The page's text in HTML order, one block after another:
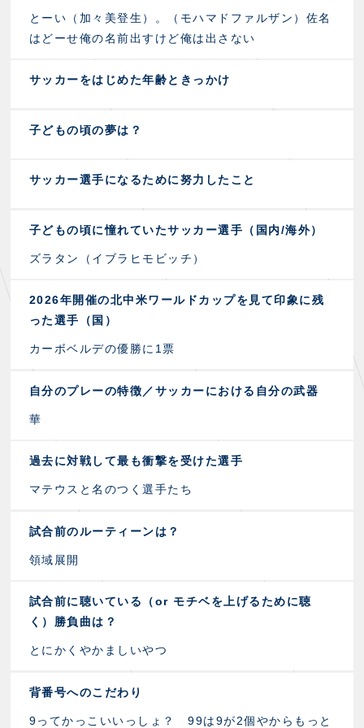
とーい（加々美登生）。（モハマドファルザン）佐名
はどーせ俺の名前出すけど俺は出さない
サッカーをはじめた年齢ときっかけ
子どもの頃の夢は？
サッカー選手になるために努力したこと
子どもの頃に憧れていたサッカー選手（国内/海外）
ズラタン（イブラヒモビッチ）
2026年開催の北中米ワールドカップを見て印象に残
った選手（国）
カーボベルデの優勝に1票
自分のプレーの特徴／サッカーにおける自分の武器
華
過去に対戦して最も衝撃を受けた選手
マテウスと名のつく選手たち
試合前のルーティーンは？
領域展開
試合前に聴いている（or モチベを上げるために聴
く）勝負曲は？
とにかくやかましいやつ
背番号へのこだわり
9ってかっこいいっしょ？ 99は9が2個やからもっと